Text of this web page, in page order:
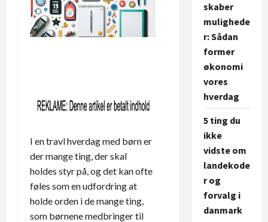
I en travl hverdag med børn er
der mange ting, der skal
holdes styr på, og det kan ofte
føles som en udfordring at
holde orden i de mange ting,
som børnene medbringer til
skaber
mulighede
r: Sådan
former
økonomi
vores
hverdag
5 ting du
ikke
vidste om
landekode
r og
forvalg i
danmark